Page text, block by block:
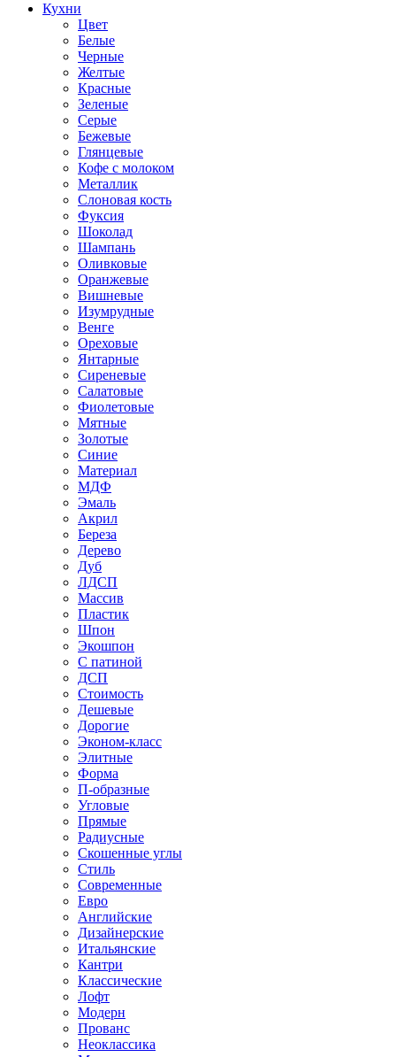
Кухни
Цвет
Белые
Черные
Желтые
Красные
Зеленые
Серые
Бежевые
Глянцевые
Кофе с молоком
Металлик
Слоновая кость
Фуксия
Шоколад
Шампань
Оливковые
Оранжевые
Вишневые
Изумрудные
Венге
Ореховые
Янтарные
Сиреневые
Салатовые
Фиолетовые
Мятные
Золотые
Синие
Материал
МДФ
Эмаль
Акрил
Береза
Дерево
Дуб
ЛДСП
Массив
Пластик
Шпон
Экошпон
С патиной
ДСП
Стоимость
Дешевые
Дорогие
Эконом-класс
Элитные
Форма
П-образные
Угловые
Прямые
Радиусные
Скошенные углы
Стиль
Современные
Евро
Английские
Дизайнерские
Итальянские
Кантри
Классические
Лофт
Модерн
Прованс
Неоклассика